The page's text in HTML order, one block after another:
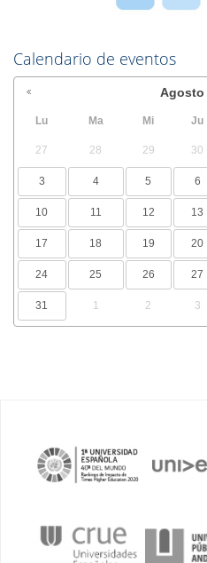
Calendario de eventos
Agosto
Lu Ma Mi Ju
27 28 29 30
3 4 5 6
10 11 12 13
17 18 19 20
24 25 26 27
31 1 2 3